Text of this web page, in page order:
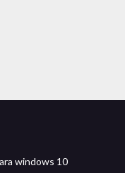
windows 10